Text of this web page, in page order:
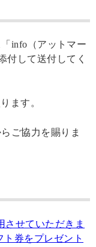
info（アットマー
付して送付してく
ます。
ご協力を賜りま
させていただきま
ト券をプレゼント